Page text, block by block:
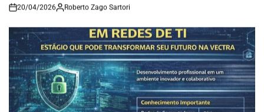
on
20/04/2026 Roberto Zago Sartori